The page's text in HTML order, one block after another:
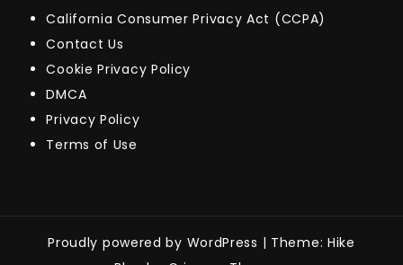
California Consumer Privacy Act (CCPA)
Contact Us
Cookie Privacy Policy
DMCA
Privacy Policy
Terms of Use
Proudly powered by WordPress | Theme: Hike